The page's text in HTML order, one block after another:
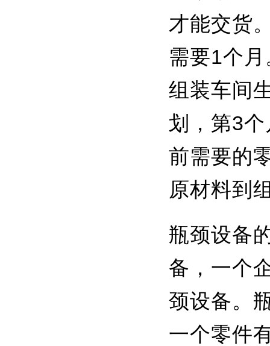
才能交货
需要1个
组装车间
划，第3
前需要的
原材料到
瓶颈设备
备，一个
颈设备。
一个零件